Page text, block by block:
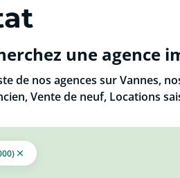
une agence
de nos agences sur Vannes,
Vente de neuf, Locations